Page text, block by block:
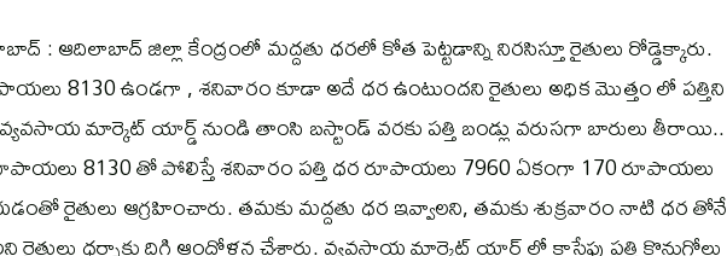
: ఆదిలాబాద్ జిల్లా కేంద్రంలో మద్దతు ధరలో కోత పెట్టడాన్ని నిరసిస్తూ రైతులు రోడ్డెక్కారు.
8130 ఉండగా , శనివారం కూడా అదే ధర ఉంటుందని రైతులు అధిక మొత్తం లో పత్తిని
మార్కెట్ యార్డ్ నుండి తాంసి బస్టాండ్ వరకు పత్తి బండ్లు వరుసగా బారులు తీరాయి..
8130 తో పోలిస్తే శనివారం పత్తి ధర రూపాయలు 7960 ఏకంగా 170 రూపాయలు
రైతులు ఆగ్రహించారు. తమకు మద్దతు ధర ఇవ్వాలని, తమకు శుక్రవారం నాటి ధర తోనే
రైతులు ధర్నాకు దిగి ఆందోళన చేశారు. వ్యవసాయ మార్కెట్ యార్డ్ లో కాసేపు పత్తి కొనుగోలు